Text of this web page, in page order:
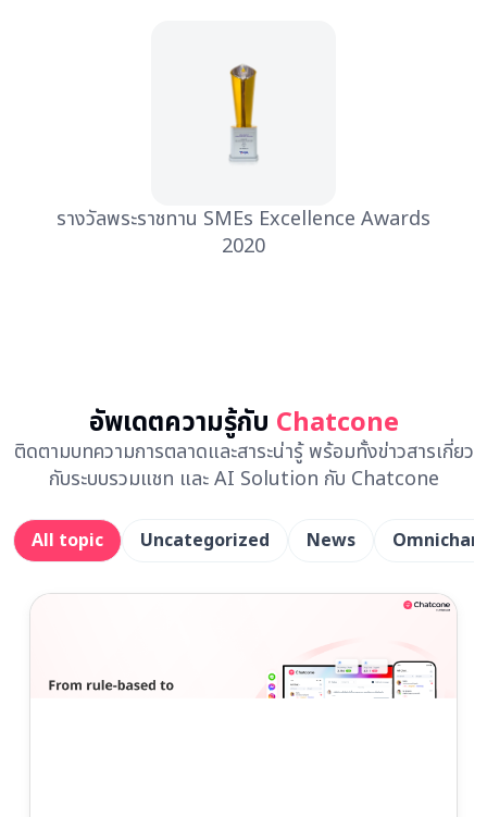
รางวัลพระราชทาน SMEs Excellence Awards
2020
อัพเดตความรู้กับ Chatcone
ติดตามบทความการตลาดและสาระน่ารู้ พร้อมทั้งข่าวสารเกี่ยว
กับระบบรวมแชท และ AI Solution กับ Chatcone
All topic Uncategorized News